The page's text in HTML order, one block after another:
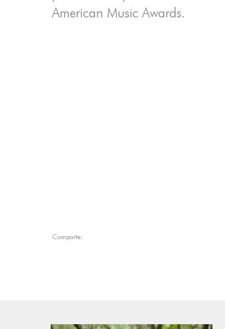
American Music Awards.
Comparte: